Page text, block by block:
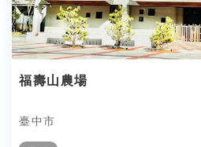
福壽山農場
臺中市